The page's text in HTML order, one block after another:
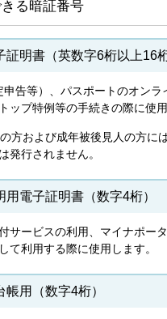
る暗証番号
証明書（英数字6桁以上16
申告等）、パスポートのオンラ
ップ特例等の手続きの際に使用
方および成年被後見人の方に
発行されません。
用電子証明書（数字4桁）
サービスの利用、マイナポー
て利用する際に使用します。
帳用（数字4桁）